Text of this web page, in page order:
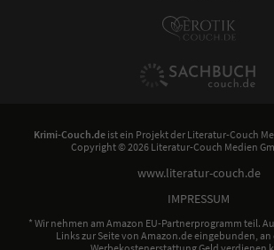
Krimi-Couch.de ist ein Projekt der Literatur-Couch
Copyright © 2026 Literatur-Couch Medien
www.literatur-couch.de
IMPRESSUM
* Wir nehmen am Amazon EU-Partnerprogramm teil.
Links zur Seite von Amazon.de eingebunden,